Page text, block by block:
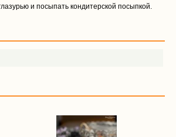
и посыпать кондитерской посыпкой.